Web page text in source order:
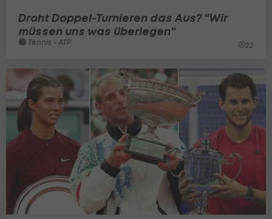
Droht Doppel-Turnieren das Aus? "Wir
müssen uns was überlegen"
Tennis - ATP 22